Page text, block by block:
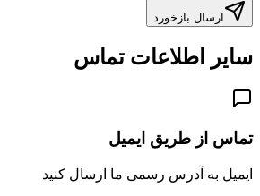
ارسال بازخورد
سایر اطلاعات تماس
تماس از طریق ایمیل
ایمیل به آدرس رسمی ما ارسال کنید